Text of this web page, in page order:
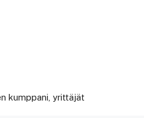
kumppani ,yrittäjät